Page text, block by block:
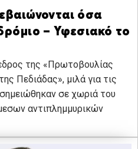
όσα
– Υφεσιακό το
της «Πρωτοβουλίας
Πεδιάδας», μιλά για τις
σε χωριά του
αντιπλημμυρικών